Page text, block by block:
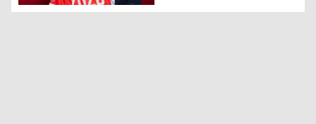
Noussair Mazraoui resmen Bayern Münih’te